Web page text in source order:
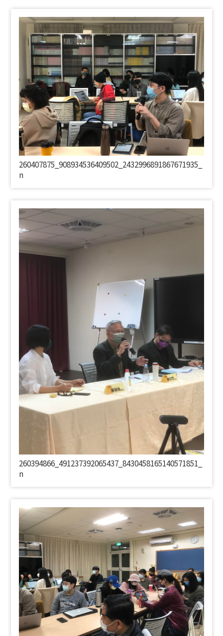
260407875_908934536409502_2432996891867671935_
n
260394866_491237392065437_8430458165140571851_
n